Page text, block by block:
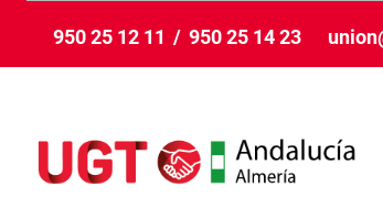
950 25 12 11 / 950 25 14 23